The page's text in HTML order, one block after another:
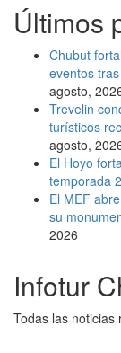
Últimos
Chubut
eventos
agosto,
Trevelin
turísticos
agosto,
El Hoyo
temporada
El MEF
su
2026
Infotur
Todas las noticias